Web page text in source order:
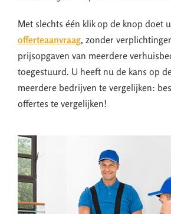
Met slechts één klik op de knop doet
offerteaanvraag, zonder
prijsopgaven van meerdere
toegestuurd. U heeft nu de kans op
meerdere bedrijven te vergelijken:
offertes te vergelijken!